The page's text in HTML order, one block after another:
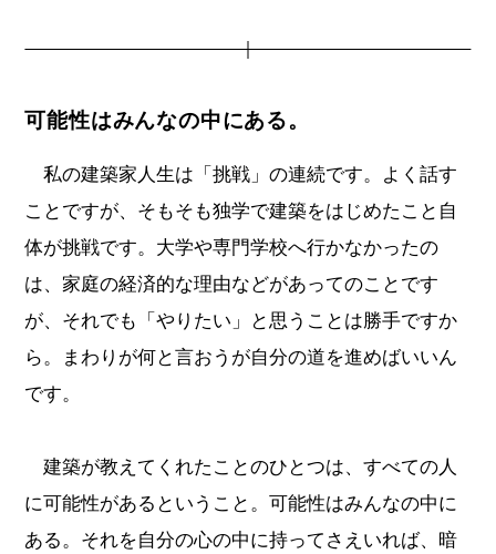
可能性はみんなの中にある。
私の建築家人生は「挑戦」の連続です。よく話す
ことですが、そもそも独学で建築をはじめたこと自
体が挑戦です。大学や専門学校へ行かなかったの
は、家庭の経済的な理由などがあってのことです
が、それでも「やりたい」と思うことは勝手ですか
ら。まわりが何と言おうが自分の道を進めばいいん
です。
建築が教えてくれたことのひとつは、すべての人
に可能性があるということ。可能性はみんなの中に
ある。それを自分の心の中に持ってさえいれば、暗